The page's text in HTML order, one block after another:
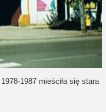
1987 mieściła się stara